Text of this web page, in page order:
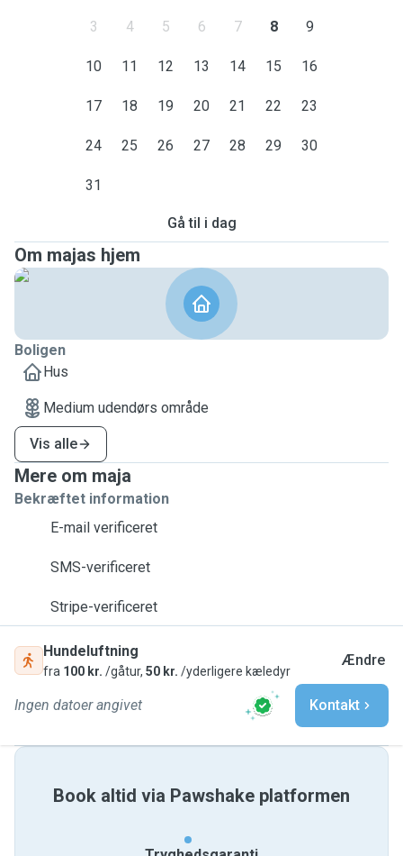
3 4 5 6 7 8 9
10 11 12 13 14 15 16
17 18 19 20 21 22 23
24 25 26 27 28 29 30
31
Gå til i dag
Om majas hjem
Boligen
Hus
Medium udendørs område
Vis alle
Mere om maja
Bekræftet information
E-mail verificeret
SMS-verificeret
Stripe-verificeret
Hundeluftning
fra 100 kr. /gåtur, 50 kr. /yderligere kæledyr
Ændre
Ingen datoer angivet Kontakt
Book altid via Pawshake platformen